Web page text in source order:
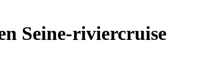
Seine-riviercruise